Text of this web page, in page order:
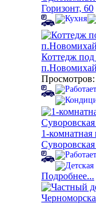
Горизонт, 60
Коттедж
Просмотров:
1-комнатная
Суворовская
Подробнее...